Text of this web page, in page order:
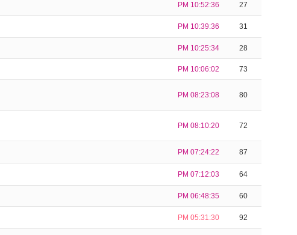
PM 10:52:36 27
PM 10:39:36 31
PM 10:25:34 28
PM 10:06:02 73
PM 08:23:08 80
PM 08:10:20 72
PM 07:24:22 87
PM 07:12:03 64
PM 06:48:35 60
PM 05:31:30 92